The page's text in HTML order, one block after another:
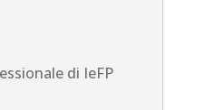
di IeFP